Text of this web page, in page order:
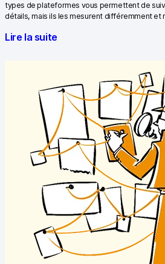
Médias
EN
types de plateformes vous permettent de
détails, mais ils les mesurent différemment
Lire la suite